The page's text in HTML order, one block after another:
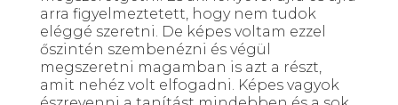
arra figyelmeztetett, hogy nem tudok
eléggé szeretni. De képes voltam ezzel
őszintén szembenézni és végül
megszeretni magamban is azt a részt,
amit nehéz volt elfogadni. Képes vagyok